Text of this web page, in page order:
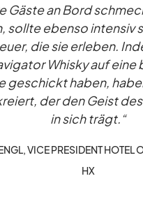
Gäste an Bord
sollte ebenso in­ten­siv
die sie er­le­ben.
Whisky auf
ge­schickt ha­ben,
der den Geist
in sich trägt.“
VICE PRE­SI­DENT HO­TEL
HX